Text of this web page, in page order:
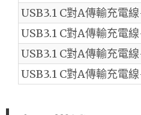
USB3.1 C對A傳輸充電
USB3.1 C對A傳輸充電
USB3.1 C對A傳輸充電
USB3.1 C對A傳輸充電